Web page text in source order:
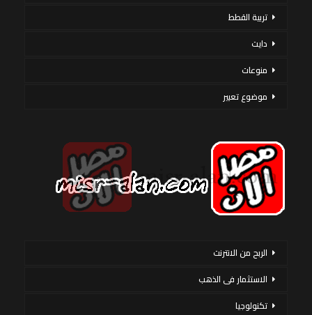
تربية القطط
دايت
منوعات
موضوع تعبير
الربح من الانترنت
الاستثمار فى الذهب
تكنولوجيا